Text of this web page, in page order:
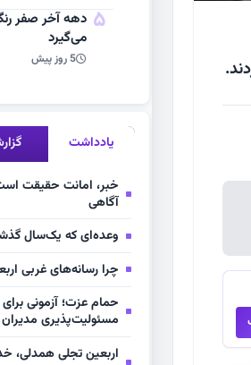
5 دهه آخر صفر
می‌گیرد
5 روز پیش
یادداشت
خبر، امانت حقیقت
آگاهی
وعده‌ای که یک‌سال
چرا رسانه‌های غربی
حمام عزت؛ آزمونی
مسئولیت‌پذیری مدیران
اربعین تجلی همدلی،